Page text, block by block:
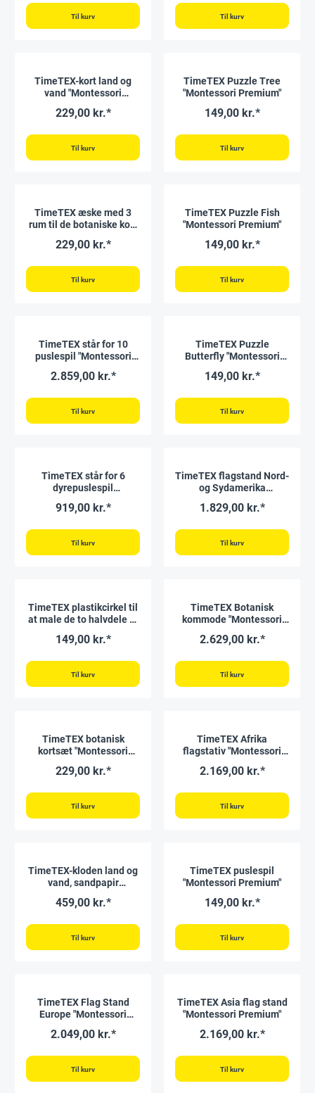
Til kurv Til kurv
TimeTEX-kort land og
vand "Montessori
229,00 kr.*
Til kurv
TimeTEX Puzzle Tree
"Montessori Premium"
149,00 kr.*
Til kurv
TimeTEX æske med 3
rum til de botaniske kort
229,00 kr.*
Til kurv
TimeTEX Puzzle Fish
"Montessori Premium"
149,00 kr.*
Til kurv
TimeTEX står for 10
puslespil "Montessori
2.859,00 kr.*
Til kurv
TimeTEX Puzzle
Butterfly "Montessori
149,00 kr.*
Til kurv
TimeTEX står for 6
dyrepuslespil
919,00 kr.*
Til kurv
TimeTEX flagstand Nord-
og Sydamerika
1.829,00 kr.*
Til kurv
TimeTEX plastikcirkel til
at male de to halvdele af
Premium"
149,00 kr.*
Til kurv
TimeTEX Botanisk
kommode "Montessori
2.629,00 kr.*
Til kurv
TimeTEX botanisk
kortsæt "Montessori
229,00 kr.*
Til kurv
TimeTEX Afrika
flagstativ "Montessori
2.169,00 kr.*
Til kurv
TimeTEX-kloden land og
vand, sandpapir
459,00 kr.*
Til kurv
TimeTEX puslespil
"Montessori Premium"
149,00 kr.*
Til kurv
TimeTEX Flag Stand
Europe "Montessori
2.049,00 kr.*
Til kurv
TimeTEX Asia flag stand
"Montessori Premium"
2.169,00 kr.*
Til kurv